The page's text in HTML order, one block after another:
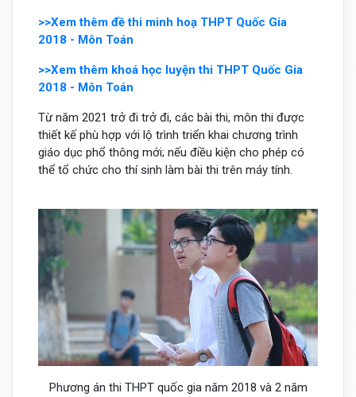
>>Xem thêm đề thi minh hoạ THPT Quốc Gia
2018 - Môn Toán
>>Xem thêm khoá học luyện thi THPT Quốc Gia
2018 - Môn Toán
Từ năm 2021 trở đi trở đi, các bài thi, môn thi được
thiết kế phù hợp với lộ trình triển khai chương trình
giáo dục phổ thông mới; nếu điều kiện cho phép có
thể tổ chức cho thí sinh làm bài thi trên máy tính.
Phương án thi THPT quốc gia năm 2018 và 2 năm